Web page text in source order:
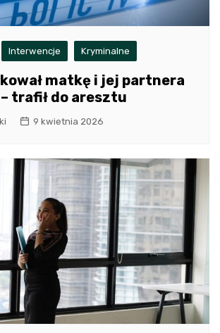
Interwencje Kryminalne
matkę i jej partnera
trafił do aresztu
9 kwietnia 2026